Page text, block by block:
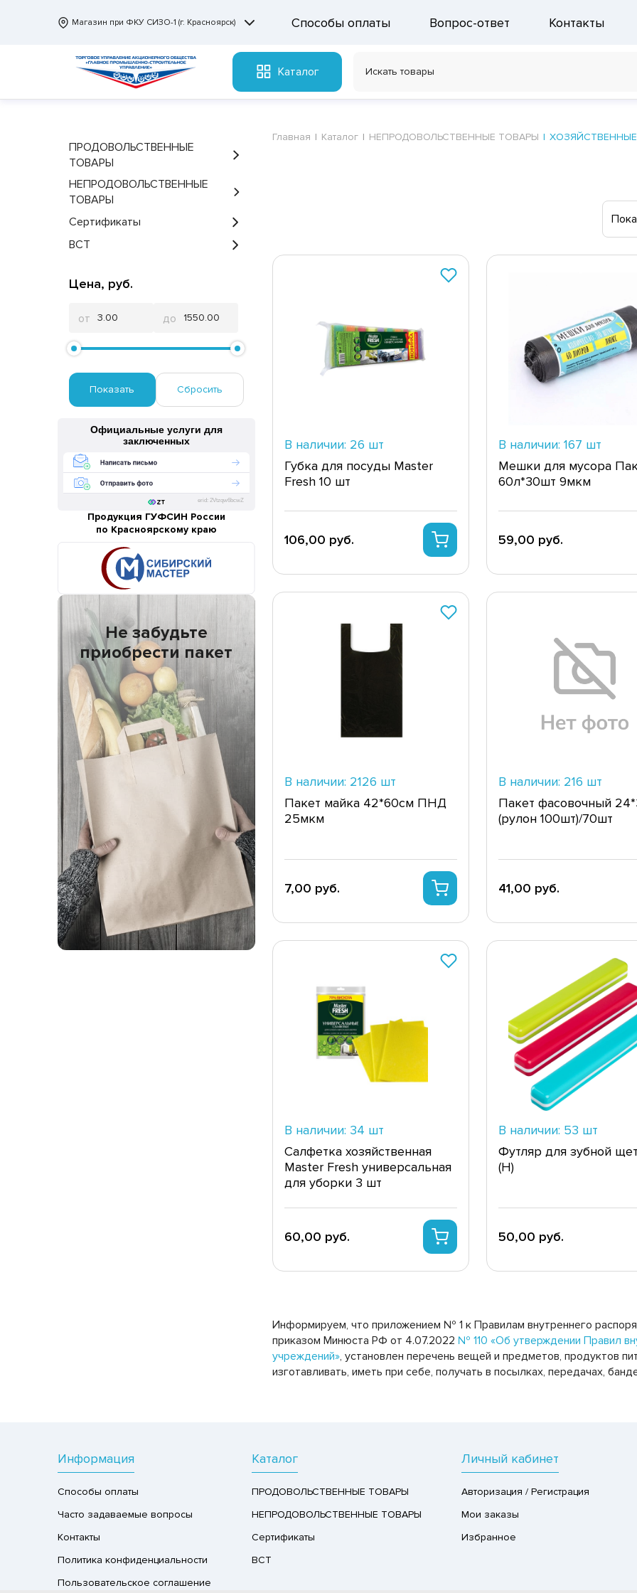
Магазин при ФКУ СИЗО-1 (г. Красноярск) Способы оплаты Вопрос-ответ Контакты
Каталог
ПРОДОВОЛЬСТВЕННЫЕ
ТОВАРЫ
НЕПРОДОВОЛЬСТВЕННЫЕ
ТОВАРЫ
Сертификаты
ВСТ
Цена, руб.
от до
Официальные услуги для
заключенных
erid: 2Vtzqw6bcwZ
Продукция ГУФСИН России
по Красноярскому краю
Не забудьте
приобрести пакет
Главная Каталог НЕПРОДОВОЛЬСТВЕННЫЕ ТОВАРЫ
В наличии: 26 шт
Губка для посуды Master
Fresh 10 шт
106,00 руб.
В наличии: 167 шт
Мешки для мусора
60л*30шт 9мкм
59,00 руб.
В наличии: 2126 шт
Пакет майка 42*60см ПНД
25мкм
7,00 руб.
В наличии: 216 шт
Пакет фасовочный
(рулон 100шт)/70шт
41,00 руб.
В наличии: 34 шт
Салфетка хозяйственная
Master Fresh универсальная
для уборки 3 шт
60,00 руб.
В наличии: 53 шт
Футляр для зубной
(Н)
50,00 руб.
Информируем, что приложением № 1 к Правилам внутреннего
приказом Минюста РФ от 4.07.2022 № 110 «Об утверждении Правил
учреждений», установлен перечень вещей и предметов, продуктов
изготавливать, иметь при себе, получать в посылках, передачах,
Информация
Способы оплаты
Часто задаваемые вопросы
Контакты
Политика конфиденциальности
Пользовательское соглашение
Каталог
ПРОДОВОЛЬСТВЕННЫЕ ТОВАРЫ
НЕПРОДОВОЛЬСТВЕННЫЕ ТОВАРЫ
Сертификаты
ВСТ
Личный кабинет
Авторизация / Регистрация
Мои заказы
Избранное